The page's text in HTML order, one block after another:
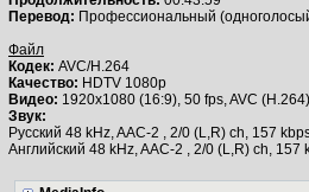
Перевод: Профессиональный
Файл
Кодек: AVC/H.264
Качество: HDTV 1080p
Видео: 1920x1080 (16:9), 50 fps, AVC
Звук:
Русский 48 kHz, AAC-2 , 2/0 (L,R) ch, 157
Английский 48 kHz, AAC-2 , 2/0 (L,R) ch, 157